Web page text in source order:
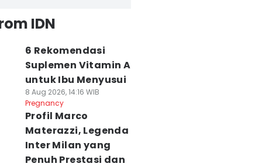
IDN
6 Rekomendasi
Suplemen Vitamin A
untuk Ibu Menyusui
8 Aug 2026, 14:16 WIB
Pregnancy
Profil Marco
Materazzi, Legenda
Inter Milan yang
Penuh Prestasi dan